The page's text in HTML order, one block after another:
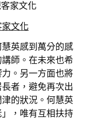
家文化
文化
英感到萬分的感
師。在未來也希
。另一方面也將
者，避免再次出
的狀況。何慧英
，唯有互相扶持